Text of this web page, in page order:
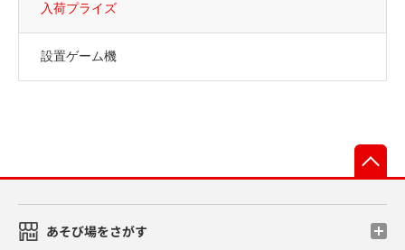
入荷プライズ
設置ゲーム機
あそび場をさがす